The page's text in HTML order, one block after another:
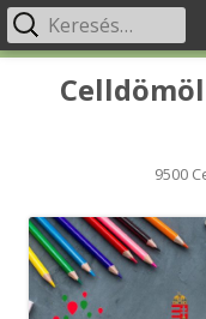
9500
Primary
Menu